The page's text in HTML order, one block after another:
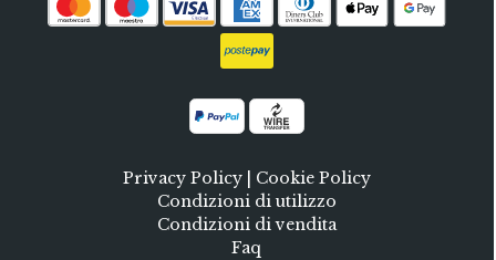
Privacy Policy| Cookie Policy
Condizioni di utilizzo
Condizioni di vendita
Faq